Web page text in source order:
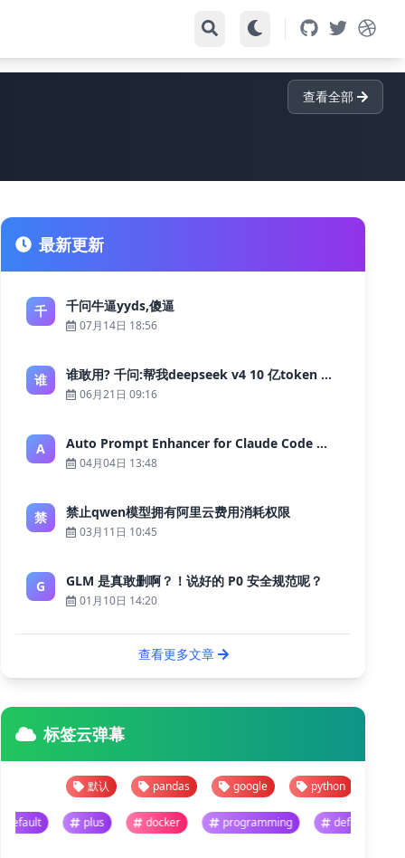
查看全部
最新更新
千 千问牛逼yyds,傻逼
07月14日 18:56
谁 谁敢用? 千问:帮我deepseek v4 10 亿token 大约多少花费 ?
06月21日 09:16
A Auto Prompt Enhancer for Claude Code — Building a Highly Reliable AI Programming Workflow
04月04日 13:48
禁 禁止qwen模型拥有阿里云费用消耗权限
03月11日 10:45
G GLM 是真敢删啊？！说好的 P0 安全规范呢？
01月10日 14:20
查看更多文章
标签云弹幕
默认 pandas google python
default plus docker programming